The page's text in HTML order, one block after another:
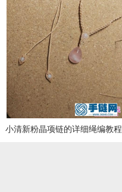
小清新粉晶项链的详细绳编教程